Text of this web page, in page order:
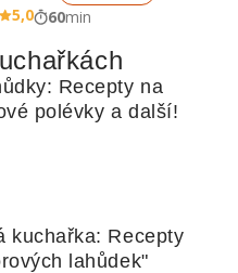
5,0 60min
Recepty na
polévky a další!
kuchařka: Recepty
lahůdek"